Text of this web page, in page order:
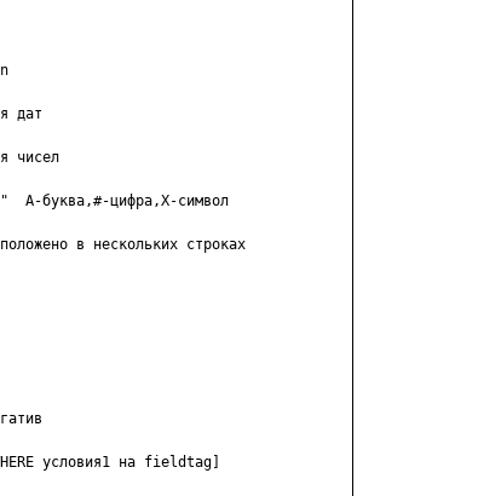
дат
чисел
А-буква,#-цифра,X-символ
в нескольких строках
условия1 на fieldtag]